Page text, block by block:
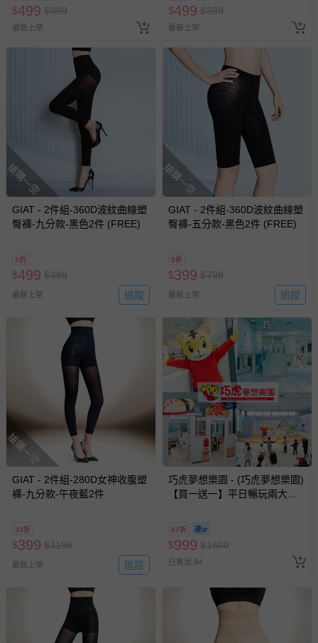
$499 $899
最新上架
$499 $899
最新上架
搶購一空
GIAT - 2件組-360D波紋曲線塑
臀褲-九分款-黑色2件 (FREE)
5折
$499 $998
最新上架 追蹤
搶購一空
GIAT - 2件組-360D波紋曲線塑
臀褲-五分款-黑色2件 (FREE)
5折
$399 $798
最新上架 追蹤
搶購一空
GIAT - 2件組-280D女神收腹塑
褲-九分款-午夜藍2件
33折
$399 $1198
最新上架 追蹤
巧虎夢想樂園 - (巧虎夢想樂園)
【買一送一】平日暢玩兩大一
2026/10/16 正券逾期視同現金
券使用
62折
$999 $1600
已售出 94